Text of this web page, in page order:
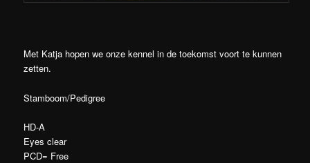
Met Katja hopen we onze kennel in de toekomst voort te kunnen
zetten.
Stamboom/Pedigree
HD-A
Eyes clear
PCD= Free